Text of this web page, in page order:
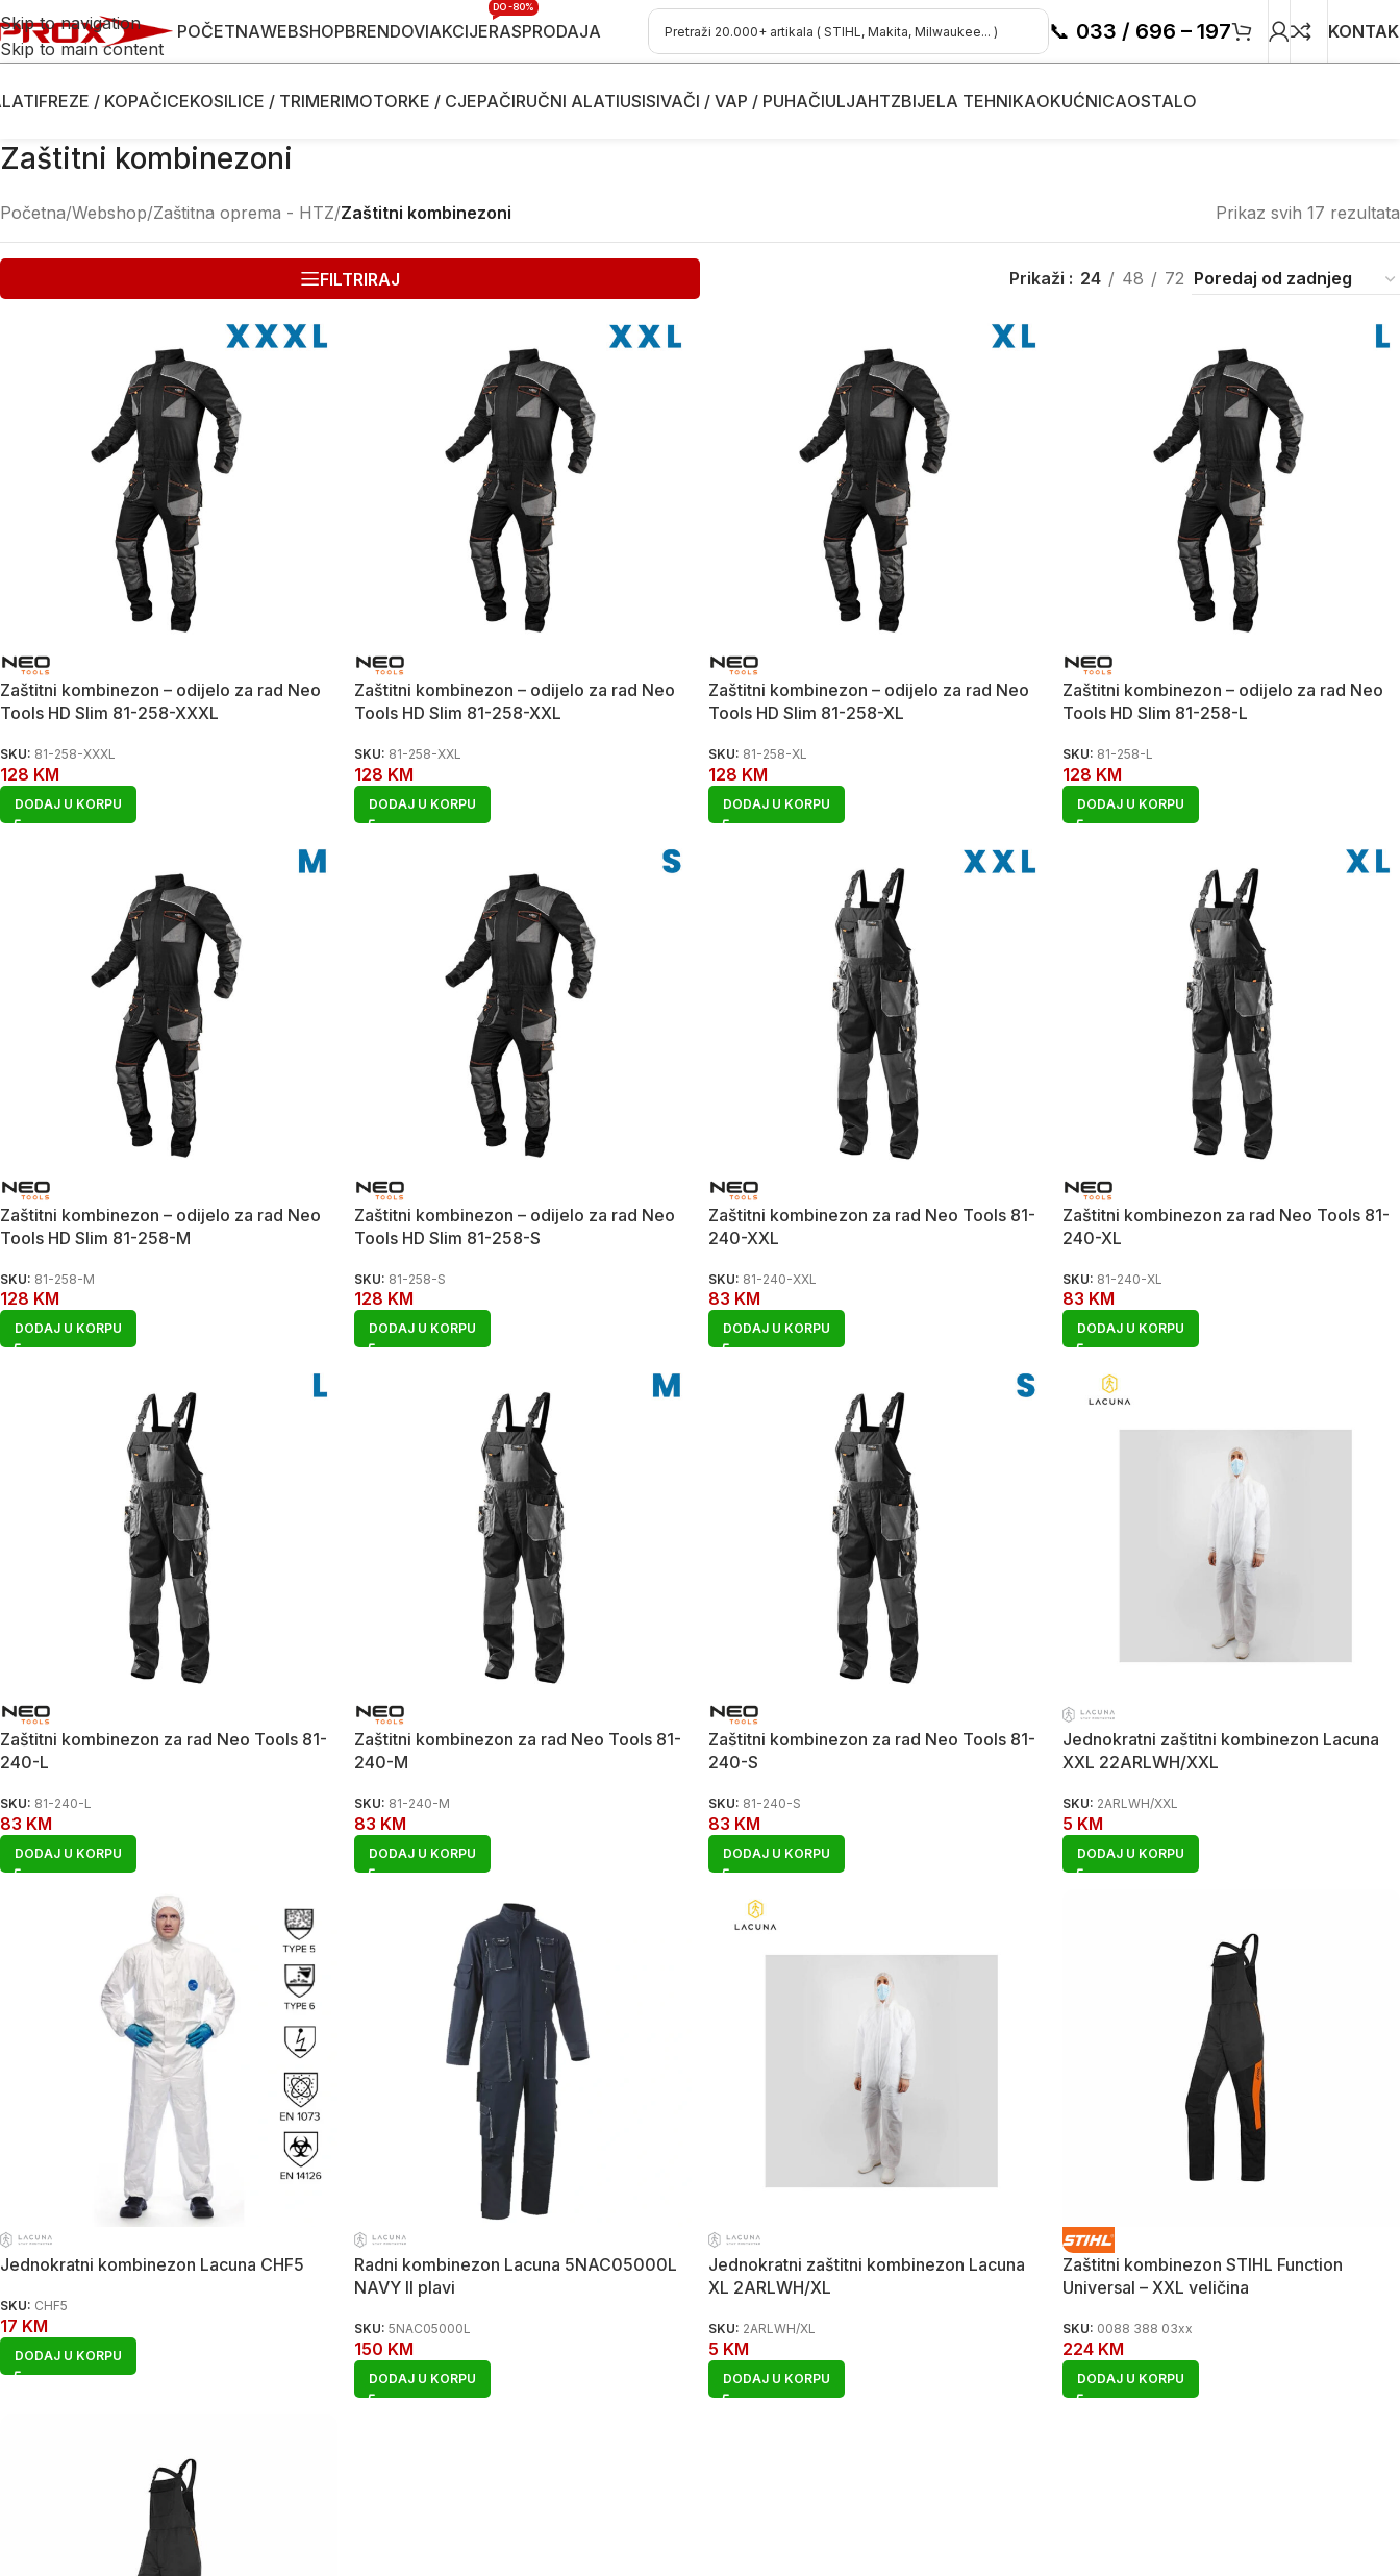
Skip to navigation
Skip to main content
POČETNAWEBSHOPBRENDOVIAKCIJERASPRODAJA
DO -80%
📞 033 / 696 – 197
FREZE / KOPAČICEKOSILICE / TRIMERIMOTORKE / CJEPAČIRUČNI ALATIUSISIVAČI / VAP / PUHAČIULJAHTZBIJELA TEHNIKAOKUĆNICAOSTALO
Zaštitni kombinezoni
Početna/Webshop/Zaštitna oprema - HTZ/Zaštitni kombinezoni Prikaz svih 17 rezultata
FILTRIRAJ Prikaži 24 48 72
Zaštitni kombinezon – odijelo za rad Neo
Tools HD Slim 81-258-XXXL
SKU: 81-258-XXXL
128 KM
DODAJ U KORPU
Zaštitni kombinezon – odijelo za rad Neo
Tools HD Slim 81-258-XXL
SKU: 81-258-XXL
128 KM
DODAJ U KORPU
Zaštitni kombinezon – odijelo za rad Neo
Tools HD Slim 81-258-XL
SKU: 81-258-XL
128 KM
DODAJ U KORPU
Zaštitni kombinezon – odijelo za rad Neo
Tools HD Slim 81-258-L
SKU: 81-258-L
128 KM
DODAJ U KORPU
Zaštitni kombinezon – odijelo za rad Neo
Tools HD Slim 81-258-M
SKU: 81-258-M
128 KM
DODAJ U KORPU
Zaštitni kombinezon – odijelo za rad Neo
Tools HD Slim 81-258-S
SKU: 81-258-S
128 KM
DODAJ U KORPU
Zaštitni kombinezon za rad Neo Tools 81-
240-XXL
SKU: 81-240-XXL
83 KM
DODAJ U KORPU
Zaštitni kombinezon za rad Neo Tools 81-
240-XL
SKU: 81-240-XL
83 KM
DODAJ U KORPU
Zaštitni kombinezon za rad Neo Tools 81-
240-L
SKU: 81-240-L
83 KM
DODAJ U KORPU
Zaštitni kombinezon za rad Neo Tools 81-
240-M
SKU: 81-240-M
83 KM
DODAJ U KORPU
Zaštitni kombinezon za rad Neo Tools 81-
240-S
SKU: 81-240-S
83 KM
DODAJ U KORPU
Jednokratni zaštitni kombinezon Lacuna
XXL 22ARLWH/XXL
SKU: 2ARLWH/XXL
5 KM
DODAJ U KORPU
Jednokratni kombinezon Lacuna CHF5
SKU: CHF5
17 KM
DODAJ U KORPU
Radni kombinezon Lacuna 5NAC05000L
NAVY II plavi
SKU: 5NAC05000L
150 KM
DODAJ U KORPU
Jednokratni zaštitni kombinezon Lacuna
XL 2ARLWH/XL
SKU: 2ARLWH/XL
5 KM
DODAJ U KORPU
Zaštitni kombinezon STIHL Function
Universal – XXL veličina
SKU: 0088 388 03xx
224 KM
DODAJ U KORPU